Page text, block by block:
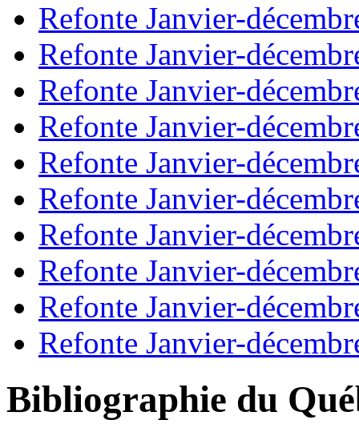
Refonte Janvier-
Refonte Janvier-
Refonte Janvier-
Refonte Janvier-
Refonte Janvier-
Refonte Janvier-
Refonte Janvier-
Refonte Janvier-
Refonte Janvier-
Refonte Janvier-
Bibliographie du